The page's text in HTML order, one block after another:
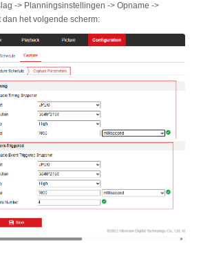
-> Planningsinstellingen -> Opname ->
het volgende scherm: